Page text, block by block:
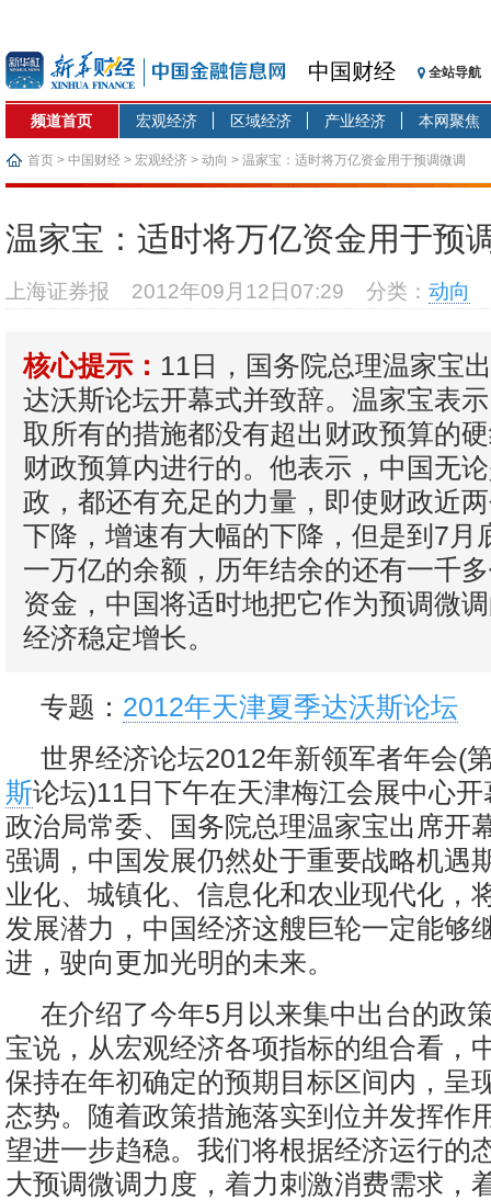
中国财经 全站导航
频道首页 宏观经济 区域经济 产业经济 本网聚焦
首页 > 中国财经 > 宏观经济 > 动向 > 温家宝：适时将万亿资金用于预调微调
温家宝：适时将万亿资金用于预
上海证券报 2012年09月12日07:29 分类： 动向
核心提示： 11日，国务院总理温家宝
达沃斯论坛开幕式并致辞。温家宝表
取所有的措施都没有超出财政预算的
财政预算内进行的。他表示，中国无
政，都还有充足的力量，即使财政近
下降，增速有大幅的下降，但是到7月
一万亿的余额，历年结余的还有一千
资金，中国将适时地把它作为预调微
经济稳定增长。
专题： 2012年天津夏季达沃斯论坛
世界经济论坛2012年新领军者年会(
斯论坛)11日下午在天津梅江会展中心
政治局常委、国务院总理温家宝出席开
强调，中国发展仍然处于重要战略机遇
业化、城镇化、信息化和农业现代化，
发展潜力，中国经济这艘巨轮一定能够
进，驶向更加光明的未来。
在介绍了今年5月以来集中出台的政
宝说，从宏观经济各项指标的组合看，
保持在年初确定的预期目标区间内，呈
态势。随着政策措施落实到位并发挥作
望进一步趋稳。我们将根据经济运行的
大预调微调力度，着力刺激消费需求，